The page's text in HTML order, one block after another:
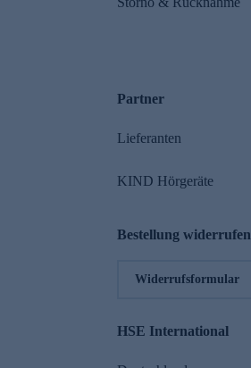
Partner
Lieferanten
KIND Hörgeräte
Bestellung widerrufen
Widerrufsformular
HSE International